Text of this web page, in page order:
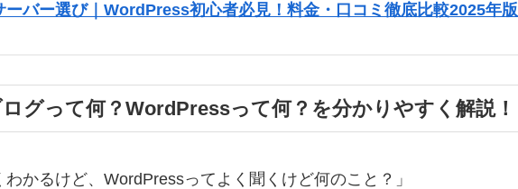
ーバー選び｜WordPress初心者必見！料金・口コミ徹底比較2025年版
グって何？WordPressって何？を分かりやすく解説！
わかるけど、WordPressってよく聞くけど何のこと？」